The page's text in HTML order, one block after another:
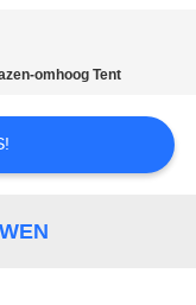
omhoog Tent